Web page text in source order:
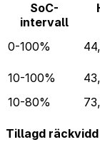
SoC-
intervall
0-100%
10-100%
10-80%
Tillagd